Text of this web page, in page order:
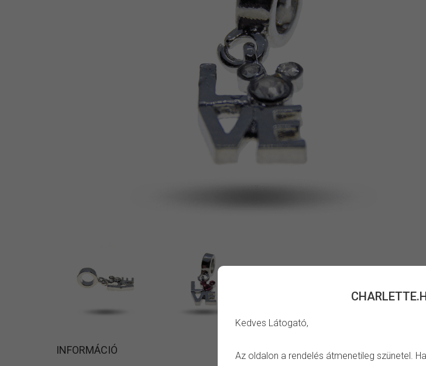
Kedves Látogató,
Az oldalon a rendelés átmenetileg szünetel.
INFORMÁCIÓ